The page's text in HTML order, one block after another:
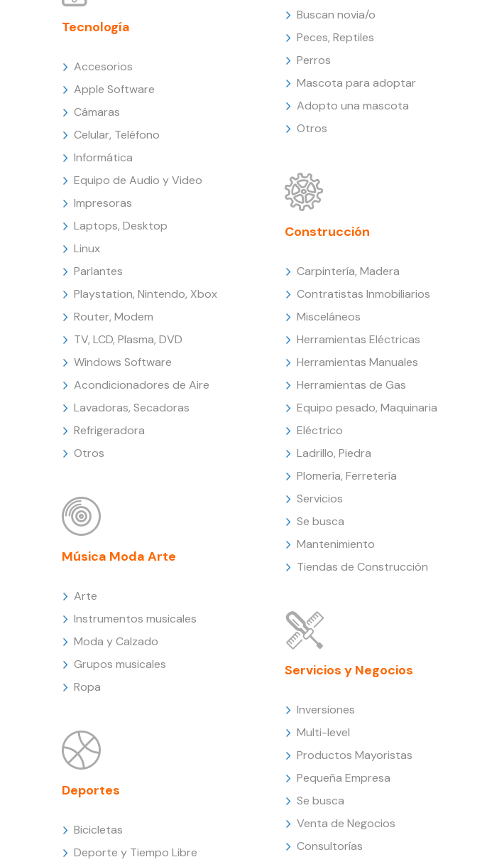
Tecnología
Accesorios
Apple Software
Cámaras
Celular, Teléfono
Informática
Equipo de Audio y Video
Impresoras
Laptops, Desktop
Linux
Parlantes
Playstation, Nintendo, Xbox
Router, Modem
TV, LCD, Plasma, DVD
Windows Software
Acondicionadores de Aire
Lavadoras, Secadoras
Refrigeradora
Otros
Música Moda Arte
Arte
Instrumentos musicales
Moda y Calzado
Grupos musicales
Ropa
Deportes
Bicicletas
Deporte y Tiempo Libre
Buscan novia/o
Peces, Reptiles
Perros
Mascota para adoptar
Adopto una mascota
Otros
Construcción
Carpintería, Madera
Contratistas Inmobiliarios
Misceláneos
Herramientas Eléctricas
Herramientas Manuales
Herramientas de Gas
Equipo pesado, Maquinaria
Eléctrico
Ladrillo, Piedra
Plomería, Ferretería
Servicios
Se busca
Mantenimiento
Tiendas de Construcción
Servicios y Negocios
Inversiones
Multi-level
Productos Mayoristas
Pequeña Empresa
Se busca
Venta de Negocios
Consultorías